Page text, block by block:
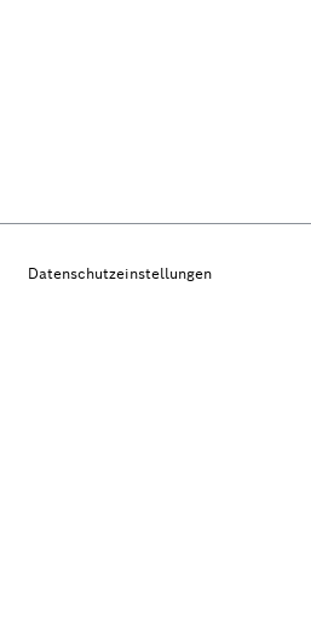
Datenschutzeinstellungen